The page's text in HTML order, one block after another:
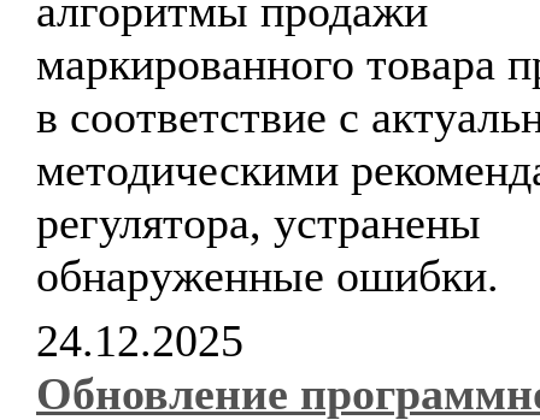
алгоритмы продажи
маркированного товара
в соответствие с
методическими
регулятора, устранены
обнаруженные ошибки.
24.12.2025
Обновление